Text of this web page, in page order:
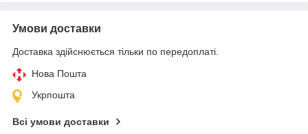
Умови доставки
Доставка здійснюється тільки по передоплаті.
Нова Пошта
Укрпошта
Всі умови доставки